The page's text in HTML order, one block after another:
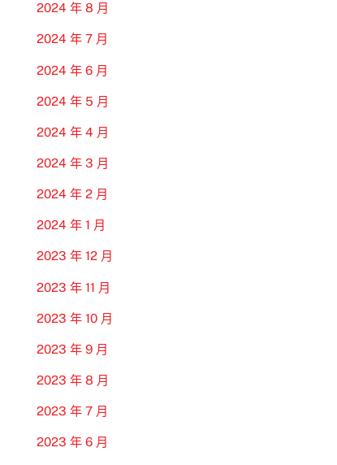
2024 年 8 月
2024 年 7 月
2024 年 6 月
2024 年 5 月
2024 年 4 月
2024 年 3 月
2024 年 2 月
2024 年 1 月
2023 年 12 月
2023 年 11 月
2023 年 10 月
2023 年 9 月
2023 年 8 月
2023 年 7 月
2023 年 6 月